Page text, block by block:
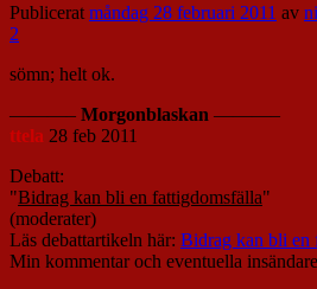
Publicerat måndag 28 februari 2011 av
2
sömn; helt ok.
———– Morgonblaskan ———–
ttela 28 feb 2011
Debatt:
"Bidrag kan bli en fattigdomsfälla"
(moderater)
Läs debattartikeln här: Bidrag kan bli en
Min kommentar och eventuella